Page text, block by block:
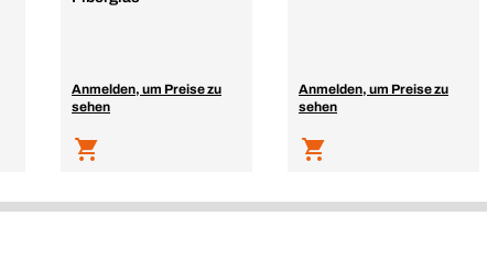
Anmelden, um Preise zu
sehen
Anmelden, um Preise zu
sehen